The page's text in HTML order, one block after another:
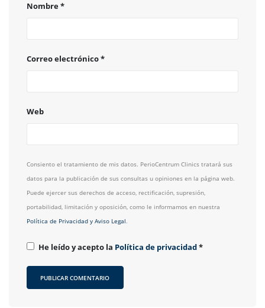
Nombre*
Correo electrónico*
Web
Consiento el tratamiento de mis datos. PerioCentrum Clinics tratará sus
datos para la publicación de sus consultas u opiniones en la página web.
Puede ejercer sus derechos de acceso, rectificación, supresión,
portabilidad, limitación y oposición, como le informamos en nuestra
Política de Privacidad y Aviso Legal.
He leído y acepto la Política de privacidad*